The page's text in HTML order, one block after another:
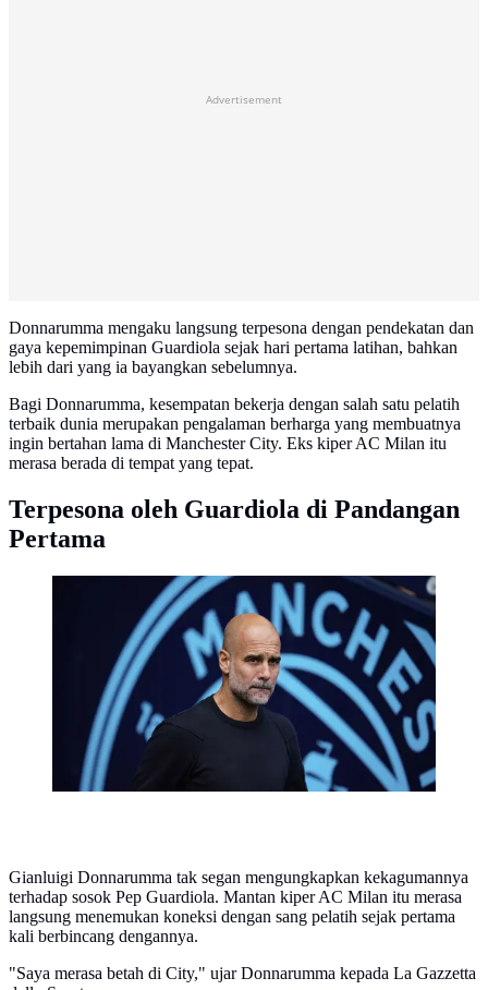
Advertisement
Donnarumma mengaku langsung terpesona dengan pendekatan dan
gaya kepemimpinan Guardiola sejak hari pertama latihan, bahkan
lebih dari yang ia bayangkan sebelumnya.
Bagi Donnarumma, kesempatan bekerja dengan salah satu pelatih
terbaik dunia merupakan pengalaman berharga yang membuatnya
ingin bertahan lama di Manchester City. Eks kiper AC Milan itu
merasa berada di tempat yang tepat.
Terpesona oleh Guardiola di Pandangan
Pertama
Pep Guardiola pada laga Man City vs Tottenham di
pekan ke-2 Premier League 2025/2026 (c) AP
Photo/Dave Thompson
Gianluigi Donnarumma tak segan mengungkapkan kekagumannya
terhadap sosok Pep Guardiola. Mantan kiper AC Milan itu merasa
langsung menemukan koneksi dengan sang pelatih sejak pertama
kali berbincang dengannya.
"Saya merasa betah di City," ujar Donnarumma kepada La Gazzetta